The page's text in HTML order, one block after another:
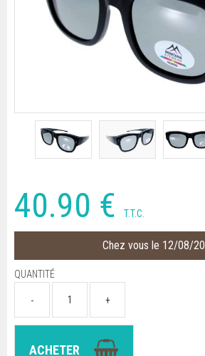
40.90 € T.T.C.
Chez vous le 12/08/
QUANTITÉ